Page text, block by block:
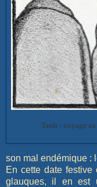
Tardi - voyage
son mal endémique :
En cette date
glauques, il en est